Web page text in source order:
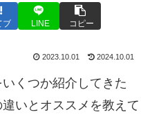
ブ LINE コピー
2023.10.01 2024.10.01
くつか紹介してきた
いとオススメを教えて